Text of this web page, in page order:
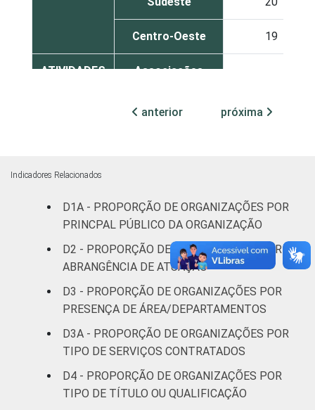
Centro-Oeste 19
ATIVIDADES
Associações
profissionais e
Educação, e
Pesquisa
19
Desenvolvimento
e Defesa de
Direitos
Religião 18
assistência
social
25
anterior próxima
Indicadores Relacionados
D1A - PROPORÇÃO DE ORGANIZAÇÕES POR
PRINCPAL PÚBLICO DA ORGANIZAÇÃO
D2 - PROPORÇÃO DE ORGANIZAÇÕES POR
ABRANGÊNCIA DE ATUAÇÃO
D3 - PROPORÇÃO DE ORGANIZAÇÕES POR
PRESENÇA DE ÁREA/DEPARTAMENTOS
D3A - PROPORÇÃO DE ORGANIZAÇÕES POR
TIPO DE SERVIÇOS CONTRATADOS
D4 - PROPORÇÃO DE ORGANIZAÇÕES POR
TIPO DE TÍTULO OU QUALIFICAÇÃO